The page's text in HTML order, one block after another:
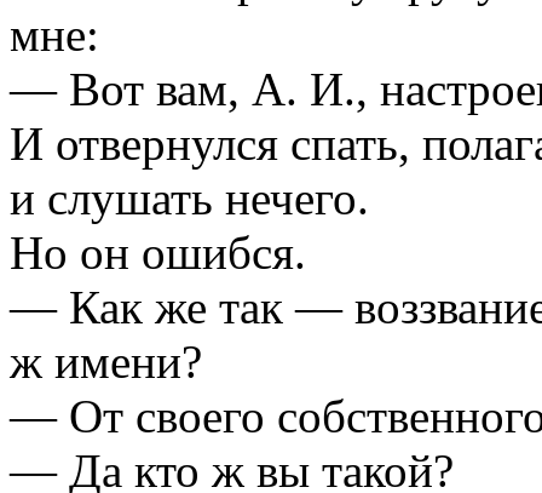
мне:
— Вот вам, А. И.,
И отвернулся спать,
и слушать нечего.
Но он ошибся.
— Как же так —
ж имени?
— От своего
— Да кто ж вы такой?